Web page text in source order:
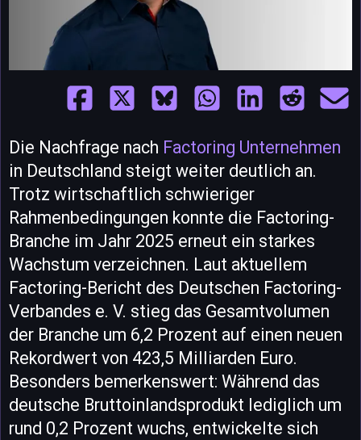
Die Nachfrage nach Factoring Unternehmen
in Deutschland steigt weiter deutlich an.
Trotz wirtschaftlich schwieriger
Rahmenbedingungen konnte die Factoring-
Branche im Jahr 2025 erneut ein starkes
Wachstum verzeichnen. Laut aktuellem
Factoring-Bericht des Deutschen Factoring-
Verbandes e. V. stieg das Gesamtvolumen
der Branche um 6,2 Prozent auf einen neuen
Rekordwert von 423,5 Milliarden Euro.
Besonders bemerkenswert: Während das
deutsche Bruttoinlandsprodukt lediglich um
rund 0,2 Prozent wuchs, entwickelte sich